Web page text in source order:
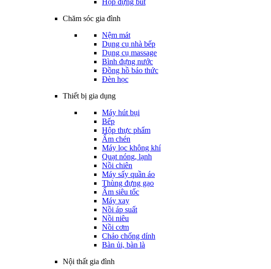
Hộp đựng bút
Chăm sóc gia đình
Nệm mát
Dụng cụ nhà bếp
Dụng cụ massage
Bình đựng nước
Đồng hồ báo thức
Đèn học
Thiết bị gia dụng
Máy hút bụi
Bếp
Hộp thực phẩm
Ấm chén
Máy lọc không khí
Quạt nóng, lạnh
Nồi chiên
Máy sấy quần áo
Thùng đựng gạo
Ấm siêu tốc
Máy xay
Nồi áp suất
Nồi niêu
Nồi cơm
Chảo chống dính
Bàn ủi, bàn là
Nội thất gia đình